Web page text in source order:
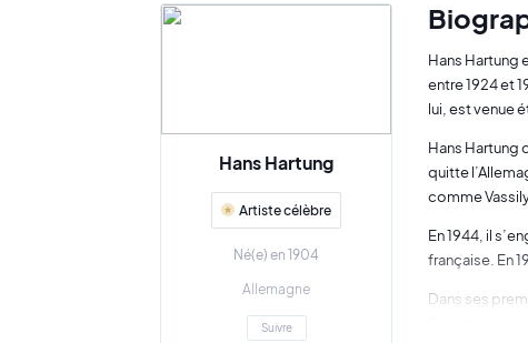
Hans Hartung
Artiste célèbre
Né(e) en 1904
Allemagne
Suivre
Hans Hartung
entre 1924 et
lui, est venue
Hans Hartung
quitte
comme
En 1944, il
française. En
Dans ses